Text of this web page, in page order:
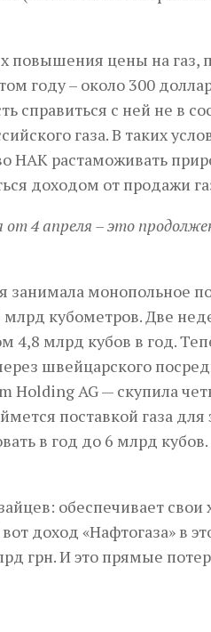
повышения цены на газ,
году – около 300
с ней не в
газа. В таких
НАК растаможивать
доходом от продажи
4 апреля – это
занимала монопольное
кубометров. Две
млрд кубов в год.
швейцарского
Holding AG — скупила
поставкой газа
в год до 6 млрд
обеспечивает
доход «Нафтогаза» в
грн. И это прямые